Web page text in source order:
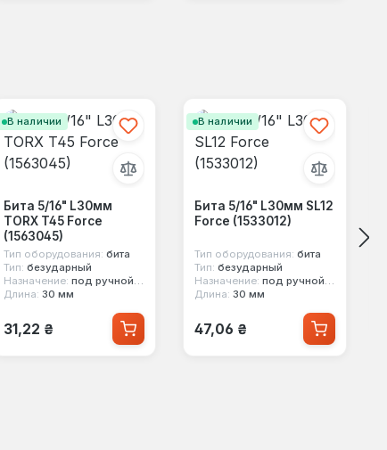
В наличии
Бита 5/16" L30мм
TORX T45 Force
(1563045)
Тип оборудования: бита
Тип: безударный
Назначение: под ручной инструмент
Длина: 30 мм
Обычная цена:
31,22 ₴
В наличии
Бита 5/16" L30мм SL12
Force (1533012)
Тип оборудования: бита
Тип: безударный
Назначение: под ручной инструмент
Длина: 30 мм
Обычная цена:
47,06 ₴